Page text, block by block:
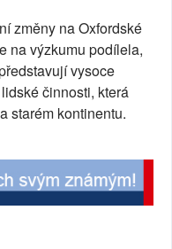
změny na Oxfordské
na výzkumu podílela,
vysoce
činnosti, která
starém kontinentu.